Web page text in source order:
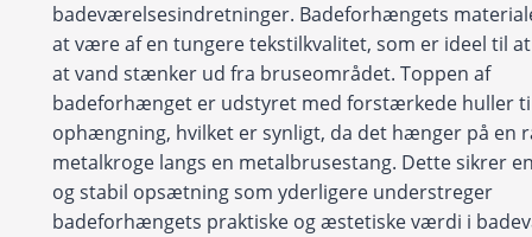
badeværelsesindretninger. Badeforhængets
at være af en tungere tekstilkvalitet, som er ideel til
at vand stænker ud fra bruseområdet. Toppen af
badeforhænget er udstyret med forstærkede huller
ophængning, hvilket er synligt, da det hænger på en
metalkroge langs en metalbrusestang. Dette sikrer
og stabil opsætning som yderligere understreger
badeforhængets praktiske og æstetiske værdi i